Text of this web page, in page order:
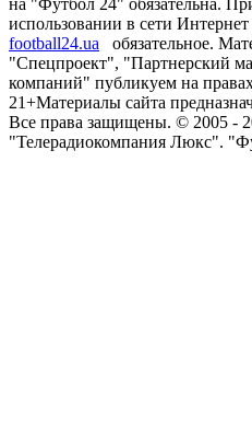
на "Футбол 24" обязательна.
использовании в сети
football24.ua
обязательное.
"Спецпроект", "Партнерский
компаний" публикуем на
21+Материалы сайта
Все права защищены. © 2005 -
"Телерадиокомпания Люкс".